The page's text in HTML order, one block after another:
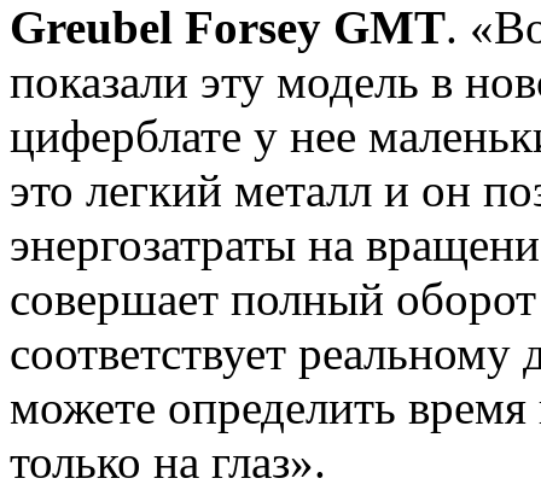
Greubel Forsey GMT.
показали эту модель в
циферблате у нее
это легкий металл и он
энергозатраты на
совершает полный
соответствует
можете определить
только на глаз».